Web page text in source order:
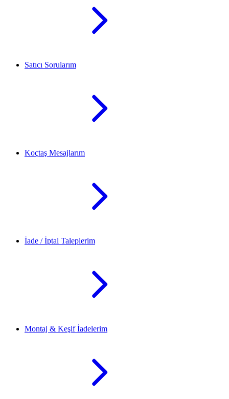
Satıcı Sorularım
Koçtaş Mesajlarım
İade / İptal Taleplerim
Montaj & Keşif İadelerim